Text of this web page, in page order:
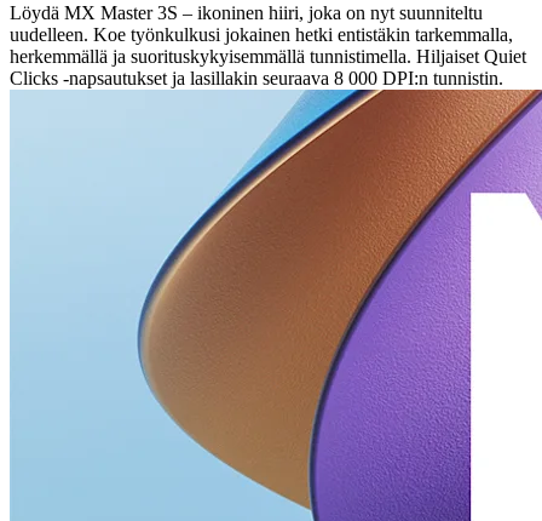
Löydä MX Master 3S – ikoninen hiiri, joka on nyt suunniteltu
uudelleen. Koe työnkulkusi jokainen hetki entistäkin tarkemmalla,
herkemmällä ja suorituskykyisemmällä tunnistimella. Hiljaiset Quiet
Clicks -napsautukset ja lasillakin seuraava 8 000 DPI:n tunnistin.